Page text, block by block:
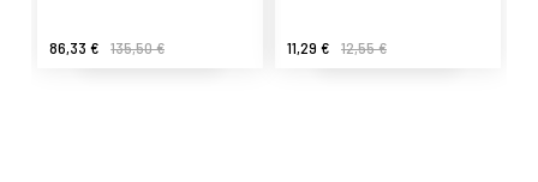
86,33 € 135,50 € 11,29 € 12,55 €